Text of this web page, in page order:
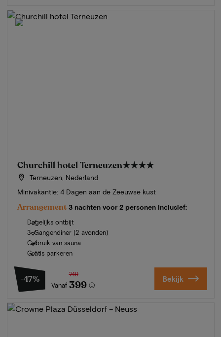
Churchill hotel Terneuzen★★★★
Terneuzen, Nederland
Minivakantie: 4 Dagen aan de Zeeuwse kust
Arrangement 3 nachten voor 2 personen inclusief:
Dagelijks ontbijt
3-Gangendiner (2 avonden)
Gebruik van sauna
Gratis parkeren
-47%
Vanaf
749
399 Bekijk